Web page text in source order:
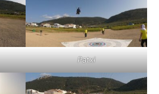
Patxi